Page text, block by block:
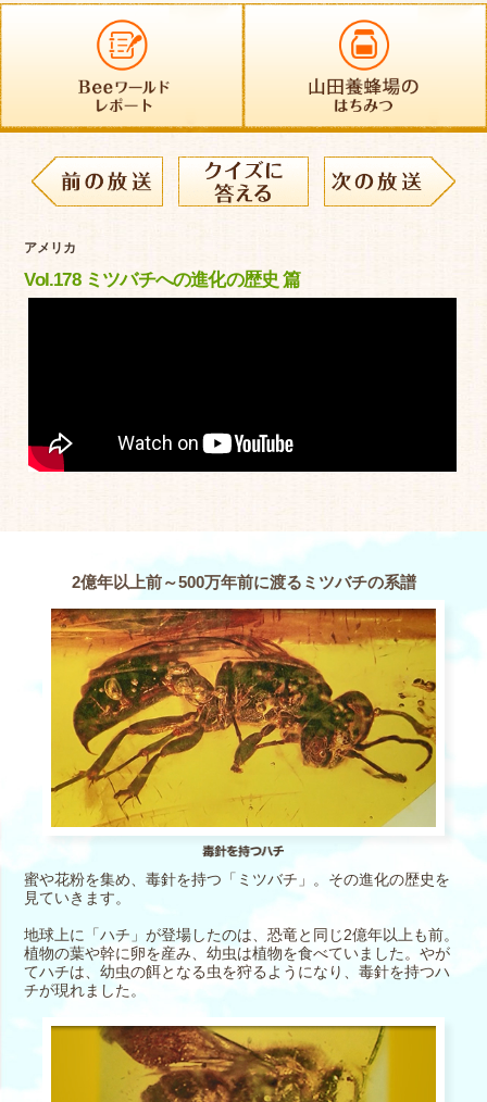
アメリカ
Vol.178 ミツバチへの進化の歴史 篇
2億年以上前～500万年前に渡るミツバチの系譜
蜜や花粉を集め、毒針を持つ「ミツバチ」。その進化の歴史を
見ていきます。
地球上に「ハチ」が登場したのは、恐竜と同じ2億年以上も前。
植物の葉や幹に卵を産み、幼虫は植物を食べていました。やが
てハチは、幼虫の餌となる虫を狩るようになり、毒針を持つハ
チが現れました。